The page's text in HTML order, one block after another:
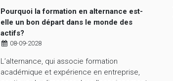
Pourquoi la formation en alternance est-
elle un bon départ dans le monde des
actifs?
08-09-2028
L’alternance, qui associe formation
académique et expérience en entreprise,